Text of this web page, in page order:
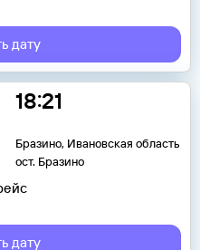
дату
18:21
Бразино, Ивановская область
ост. Бразино
дату